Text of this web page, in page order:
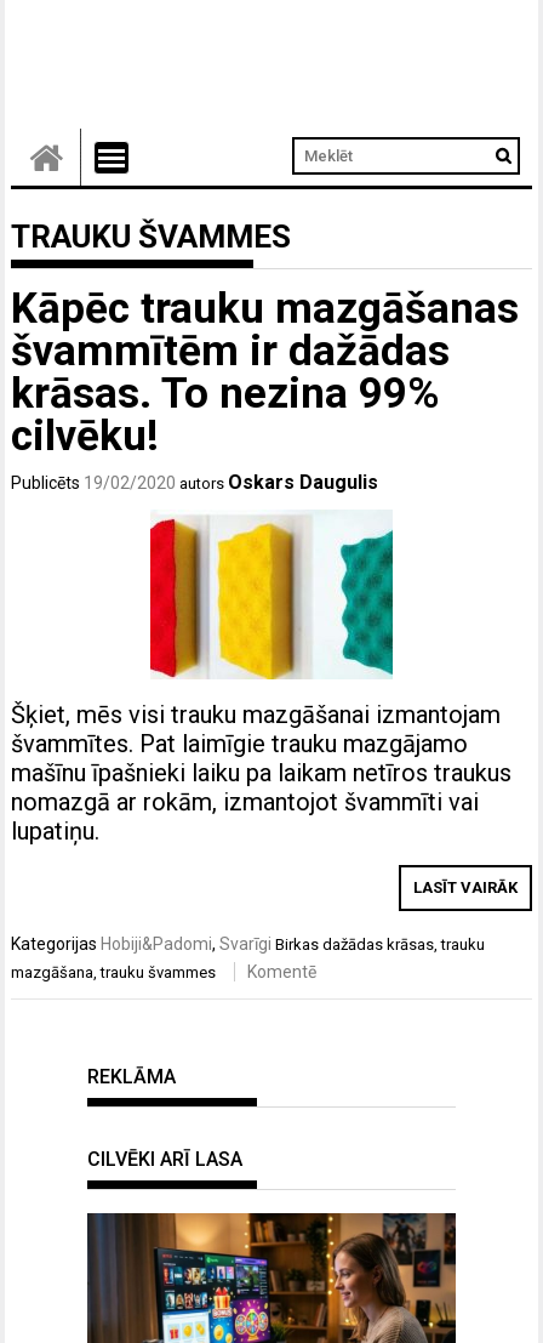
TRAUKU ŠVAMMES
Kāpēc trauku mazgāšanas
švammītēm ir dažādas
krāsas. To nezina 99%
cilvēku!
Publicēts 19/02/2020 autors Oskars Daugulis
Šķiet, mēs visi trauku mazgāšanai izmantojam
švammītes. Pat laimīgie trauku mazgājamo
mašīnu īpašnieki laiku pa laikam netīros traukus
nomazgā ar rokām, izmantojot švammīti vai
lupatiņu.
LASĪT VAIRĀK
Kategorijas Hobiji&Padomi,Svarīgi Birkasdažādas krāsas,trauku
mazgāšana,trauku švammes Komentē
REKLĀMA
CILVĒKI ARĪ LASA